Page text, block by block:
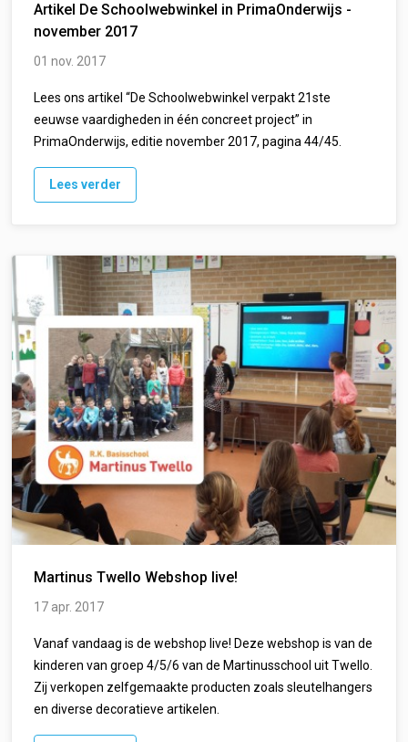
Artikel De Schoolwebwinkel in PrimaOnderwijs -
november 2017
01 nov. 2017
Lees ons artikel “De Schoolwebwinkel verpakt 21ste
eeuwse vaardigheden in één concreet project” in
PrimaOnderwijs, editie november 2017, pagina 44/45.
Lees verder
Martinus Twello Webshop live!
17 apr. 2017
Vanaf vandaag is de webshop live! Deze webshop is van de
kinderen van groep 4/5/6 van de Martinusschool uit Twello.
Zij verkopen zelfgemaakte producten zoals sleutelhangers
en diverse decoratieve artikelen.